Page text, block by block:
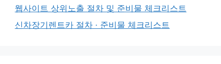
웹사이트 상위노출 절차 및 준비물 체크리스트
신차장기렌트카 절차 · 준비물 체크리스트